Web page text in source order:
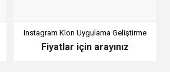
Instagram Klon Uygulama Geliştirme
Fiyatlar için arayınız